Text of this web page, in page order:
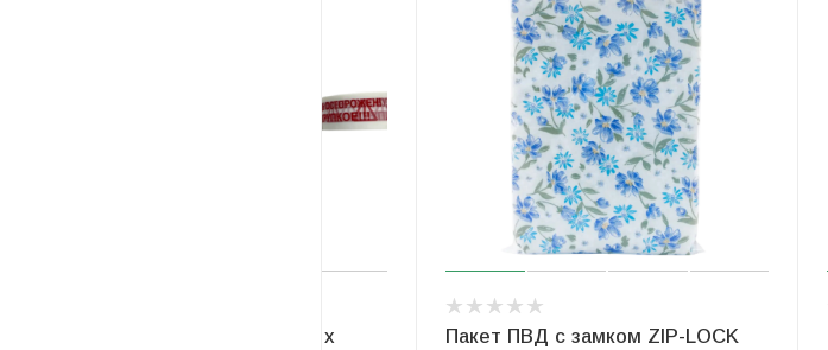
Клейкая лента скотч 48мм х
Пакет ПВД с замком ZIP-LOCK